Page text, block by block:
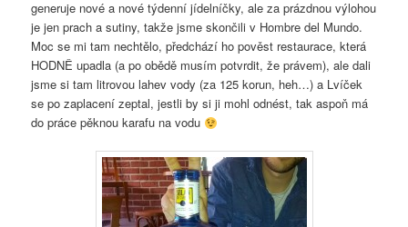
generuje nové a nové týdenní jídelníčky, ale za prázdnou výlohou
je jen prach a sutiny, takže jsme skončili v Hombre del Mundo.
Moc se mi tam nechtělo, předchází ho pověst restaurace, která
HODNĚ upadla (a po obědě musím potvrdit, že právem), ale dali
jsme si tam litrovou lahev vody (za 125 korun, heh…) a Lvíček
se po zaplacení zeptal, jestli by si ji mohl odnést, tak aspoň má
do práce pěknou karafu na vodu